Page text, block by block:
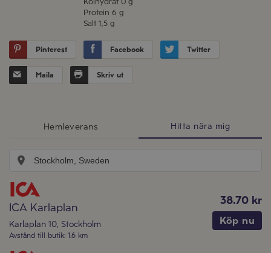
Kolhydrat 0 g
Protein 6 g
Salt 1,5 g
Pinterest Facebook Twitter
Maila Skriv ut
Hemleverans Hitta nära mig
ICA Karlaplan
Karlaplan 10, Stockholm
Avstånd till butik: 1.6 km
38.70 kr
Köp nu